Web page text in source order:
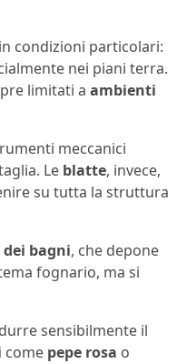
condizioni particolari:
nei piani terra.
limitati a ambienti
meccanici
Le blatte, invece,
su tutta la struttura
dei bagni, che depone
fognario, ma si
sensibilmente il
come pepe rosa o